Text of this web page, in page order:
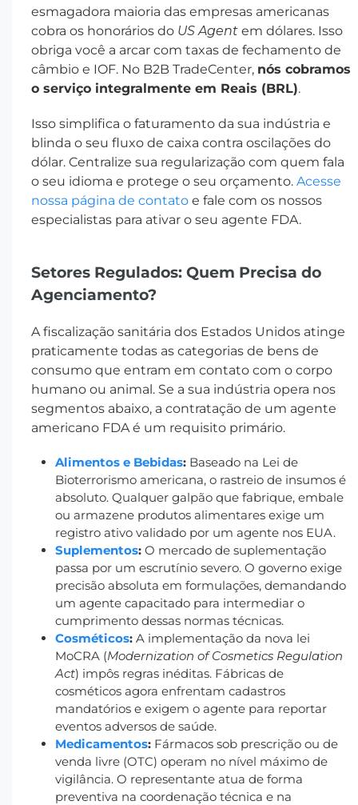
esmagadora maioria das empresas americanas
cobra os honorários do US Agent em dólares. Isso
obriga você a arcar com taxas de fechamento de
câmbio e IOF. No B2B TradeCenter, nós cobramos
o serviço integralmente em Reais (BRL).
Isso simplifica o faturamento da sua indústria e
blinda o seu fluxo de caixa contra oscilações do
dólar. Centralize sua regularização com quem fala
o seu idioma e protege o seu orçamento. Acesse
nossa página de contato e fale com os nossos
especialistas para ativar o seu agente FDA.
Setores Regulados: Quem Precisa do
Agenciamento?
A fiscalização sanitária dos Estados Unidos atinge
praticamente todas as categorias de bens de
consumo que entram em contato com o corpo
humano ou animal. Se a sua indústria opera nos
segmentos abaixo, a contratação de um agente
americano FDA é um requisito primário.
Alimentos e Bebidas: Baseado na Lei de
Bioterrorismo americana, o rastreio de insumos é
absoluto. Qualquer galpão que fabrique, embale
ou armazene produtos alimentares exige um
registro ativo validado por um agente nos EUA.
Suplementos: O mercado de suplementação
passa por um escrutínio severo. O governo exige
precisão absoluta em formulações, demandando
um agente capacitado para intermediar o
cumprimento dessas normas técnicas.
Cosméticos: A implementação da nova lei
MoCRA (Modernization of Cosmetics Regulation
Act) impôs regras inéditas. Fábricas de
cosméticos agora enfrentam cadastros
mandatórios e exigem o agente para reportar
eventos adversos de saúde.
Medicamentos: Fármacos sob prescrição ou de
venda livre (OTC) operam no nível máximo de
vigilância. O representante atua de forma
preventiva na coordenação técnica e na